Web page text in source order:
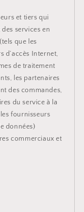
et tiers qui
services en
que les
d’accès Internet,
de traitement
les partenaires
des commandes,
du service à la
fournisseurs
données)
commerciaux et